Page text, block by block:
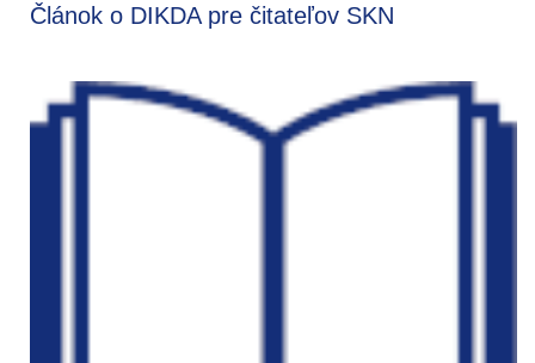
Článok o DIKDA pre čitateľov SKN